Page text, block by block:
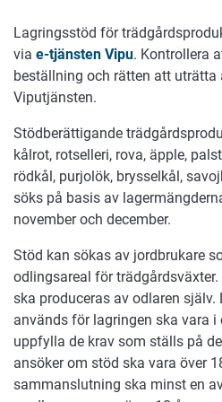
Lagringsstöd för
via e-tjänsten Vipu. Kontrollera
beställning och rätten att uträtta
Viputjänsten.
Stödberättigande
kålrot, rotselleri, rova, äpple,
rödkål, purjolök, brysselkål,
söks på basis av
november och december.
Stöd kan sökas av jordbrukare
odlingsareal för
ska produceras av odlaren
används för lagringen ska vara
uppfylla de krav som ställs på
ansöker om stöd ska vara över
sammanslutning ska minst en